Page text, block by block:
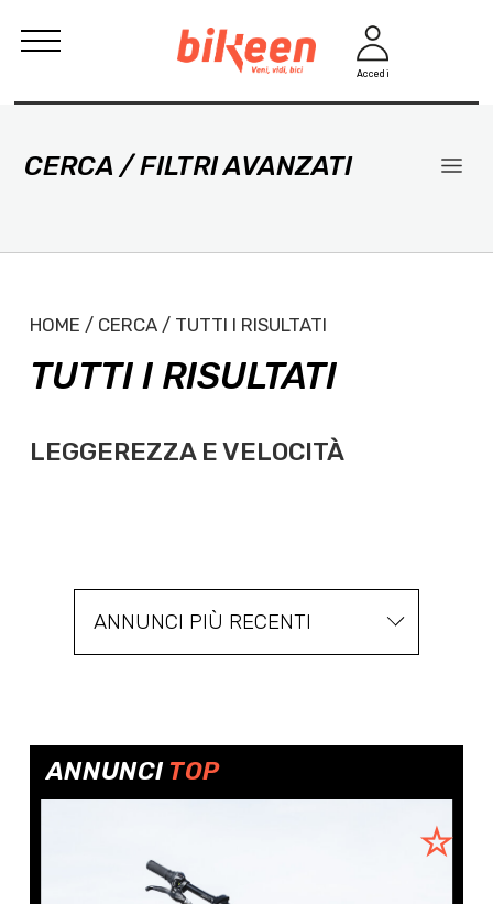
Accedi
CERCA / FILTRI AVANZATI
HOME / CERCA / TUTTI I RISULTATI
TUTTI I RISULTATI
LEGGEREZZA E VELOCITÀ
ANNUNCI PIÙ RECENTI
ANNUNCI TOP